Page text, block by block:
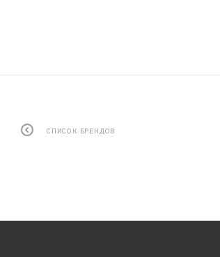
СПИСОК БРЕНДОВ